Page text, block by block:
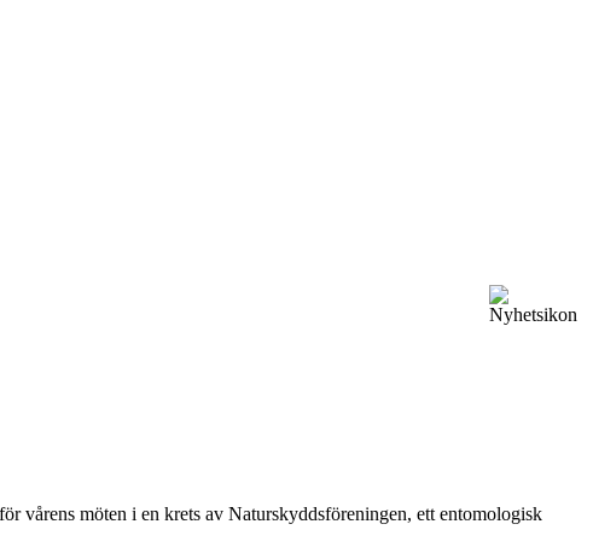
vårens möten i en krets av Naturskyddsföreningen, ett entomologisk